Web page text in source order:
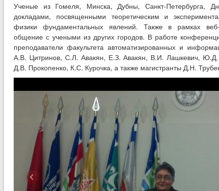
Ученые из Гомеля, Минска, Дубны, Санкт-Петербурга,
докладами, посвященными теоретическим и
физики фундаментальных явлений. Также в рамках
общение с учеными из других городов. В работе
преподаватели факультета автоматизированных и
А.В. Цитринов, С.Л. Авакян, Е.З. Авакян, В.И. Лашкевич, Ю.Д.
Д.В. Прокопенко, К.С. Курочка, а также магистранты Д.Н.